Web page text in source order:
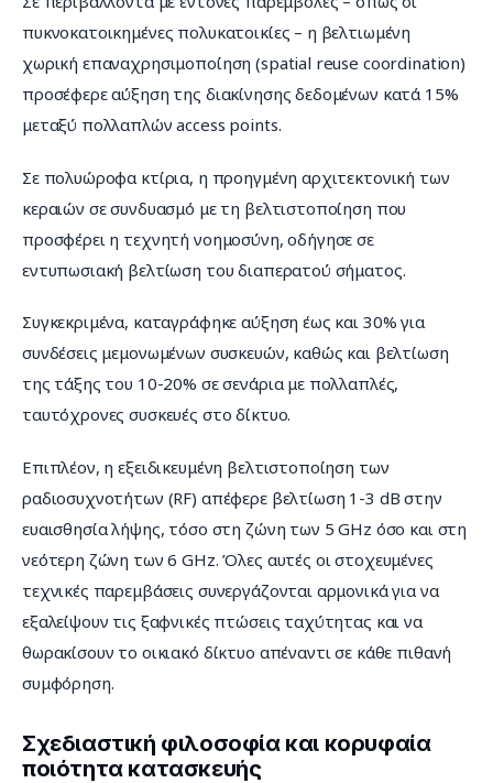
πυκνοκατοικημένες πολυκατοικίες – η βελτιωμένη
χωρική επαναχρησιμοποίηση (spatial reuse coordination)
προσέφερε αύξηση της διακίνησης δεδομένων κατά 15%
μεταξύ πολλαπλών access points.
Σε πολυώροφα κτίρια, η προηγμένη αρχιτεκτονική των
κεραιών σε συνδυασμό με τη βελτιστοποίηση που
προσφέρει η τεχνητή νοημοσύνη, οδήγησε σε
εντυπωσιακή βελτίωση του διαπερατού σήματος.
Συγκεκριμένα, καταγράφηκε αύξηση έως και 30% για
συνδέσεις μεμονωμένων συσκευών, καθώς και βελτίωση
της τάξης του 10-20% σε σενάρια με πολλαπλές,
ταυτόχρονες συσκευές στο δίκτυο.
Επιπλέον, η εξειδικευμένη βελτιστοποίηση των
ραδιοσυχνοτήτων (RF) απέφερε βελτίωση 1-3 dB στην
ευαισθησία λήψης, τόσο στη ζώνη των 5 GHz όσο και στη
νεότερη ζώνη των 6 GHz. Όλες αυτές οι στοχευμένες
τεχνικές παρεμβάσεις συνεργάζονται αρμονικά για να
εξαλείψουν τις ξαφνικές πτώσεις ταχύτητας και να
θωρακίσουν το οικιακό δίκτυο απέναντι σε κάθε πιθανή
συμφόρηση.
Σχεδιαστική φιλοσοφία και κορυφαία
ποιότητα κατασκευής